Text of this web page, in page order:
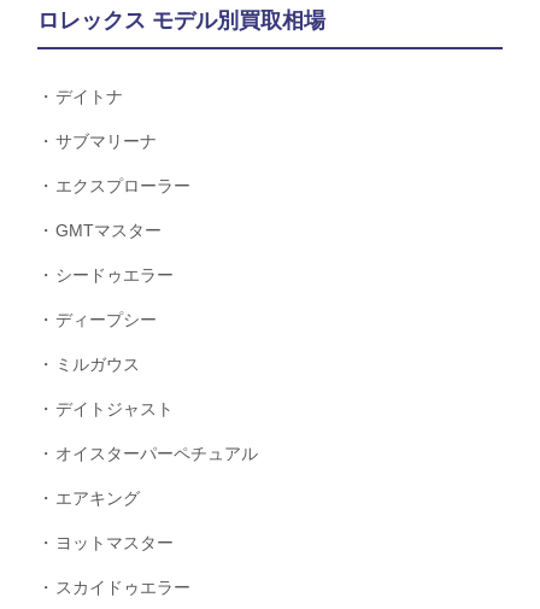
ロレックス モデル別買取相場
デイトナ
サブマリーナ
エクスプローラー
GMTマスター
シードゥエラー
ディープシー
ミルガウス
デイトジャスト
オイスターパーペチュアル
エアキング
ヨットマスター
スカイドゥエラー